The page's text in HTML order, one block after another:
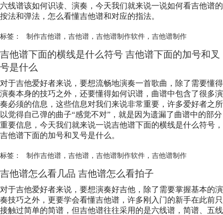
六线谱该如何识读、演奏，今天我们就来说一说如何看吉他谱的
按法和弹法，怎么看懂吉他谱和对应的指法。
标签： 制作吉他谱， 吉他谱， 吉他谱制作软件， 吉他谱制作
吉他谱下面的横线是什么符号 吉他谱下面的加号和叉
号是什么
对于吉他爱好者来说，要想流畅地演奏一首歌曲，除了需要懂得
演奏本身的技巧之外，还要懂得如何识谱，曲谱中包含了很多演
奏必须的信息，这些信息对我们来说非常重要，许多爱好者之所
以觉得自己弹的曲子“感觉不对”，就是因为遗漏了曲谱中的部分
重要信息，今天我们就来说一说吉他谱下面的横线是什么符号，
吉他谱下面的加号和叉号是什么。
标签： 制作吉他谱， 吉他谱， 吉他谱制作软件， 吉他谱制作
吉他谱怎么看几品 吉他谱怎么看拍子
对于吉他爱好者来说，要想演奏好吉他，除了需要掌握基本的演
奏技巧之外，更要学会看懂吉他谱，许多刚入门的新手在此前只
接触过简单的简谱，但吉他谱往往采用的是六线谱，简谱、五线